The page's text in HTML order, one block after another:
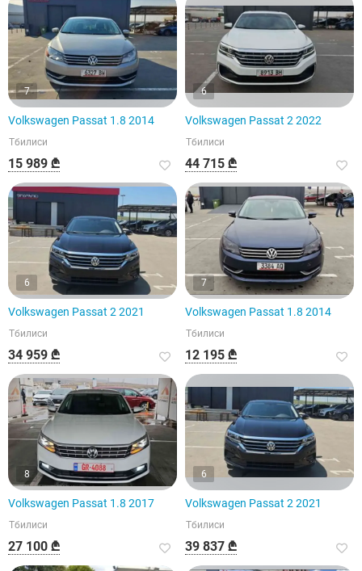
7
Volkswagen Passat 1.8 2014
Тбилиси
15 989 ₾
6
Volkswagen Passat 2 2022
Тбилиси
44 715 ₾
6
Volkswagen Passat 2 2021
Тбилиси
34 959 ₾
7
Volkswagen Passat 1.8 2014
Тбилиси
12 195 ₾
8
Volkswagen Passat 1.8 2017
Тбилиси
27 100 ₾
6
Volkswagen Passat 2 2021
Тбилиси
39 837 ₾